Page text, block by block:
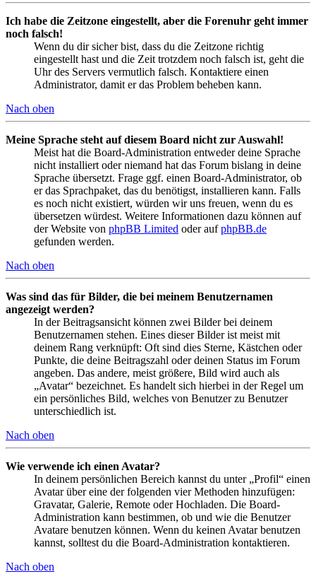
Ich habe die Zeitzone eingestellt, aber die Forenuhr geht immer
noch falsch!
Wenn du dir sicher bist, dass du die Zeitzone richtig
eingestellt hast und die Zeit trotzdem noch falsch ist, geht die
Uhr des Servers vermutlich falsch. Kontaktiere einen
Administrator, damit er das Problem beheben kann.
Nach oben
Meine Sprache steht auf diesem Board nicht zur Auswahl!
Meist hat die Board-Administration entweder deine Sprache
nicht installiert oder niemand hat das Forum bislang in deine
Sprache übersetzt. Frage ggf. einen Board-Administrator, ob
er das Sprachpaket, das du benötigst, installieren kann. Falls
es noch nicht existiert, würden wir uns freuen, wenn du es
übersetzen würdest. Weitere Informationen dazu können auf
der Website von phpBB Limited oder aufphpBB.de
gefunden werden.
Nach oben
Was sind das für Bilder, die bei meinem Benutzernamen
angezeigt werden?
In der Beitragsansicht können zwei Bilder bei deinem
Benutzernamen stehen. Eines dieser Bilder ist meist mit
deinem Rang verknüpft: Oft sind dies Sterne, Kästchen oder
Punkte, die deine Beitragszahl oder deinen Status im Forum
angeben. Das andere, meist größere, Bild wird auch als
„Avatar“ bezeichnet. Es handelt sich hierbei in der Regel um
ein persönliches Bild, welches von Benutzer zu Benutzer
unterschiedlich ist.
Nach oben
Wie verwende ich einen Avatar?
In deinem persönlichen Bereich kannst du unter „Profil“ einen
Avatar über eine der folgenden vier Methoden hinzufügen:
Gravatar, Galerie, Remote oder Hochladen. Die Board-
Administration kann bestimmen, ob und wie die Benutzer
Avatare benutzen können. Wenn du keinen Avatar benutzen
kannst, solltest du die Board-Administration kontaktieren.
Nach oben